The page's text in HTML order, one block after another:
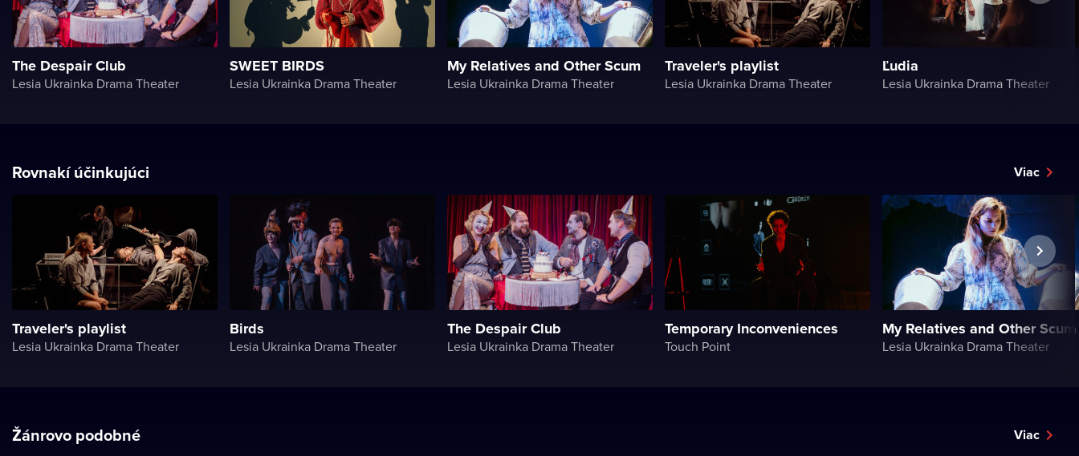
The Despair Club
Lesia Ukrainka Drama Theater
SWEET BIRDS
Lesia Ukrainka Drama Theater
My Relatives and Other Scum
Lesia Ukrainka Drama Theater
Traveler's playlist
Lesia Ukrainka Drama Theater
Ľudia
Lesia Ukrainka Drama Theater
Rovnakí účinkujúci Viac
Traveler's playlist
Lesia Ukrainka Drama Theater
Birds
Lesia Ukrainka Drama Theater
The Despair Club
Lesia Ukrainka Drama Theater
Temporary Inconveniences
Touch Point
My Relatives and Other Scum
Lesia Ukrainka Drama Theater
Žánrovo podobné Viac